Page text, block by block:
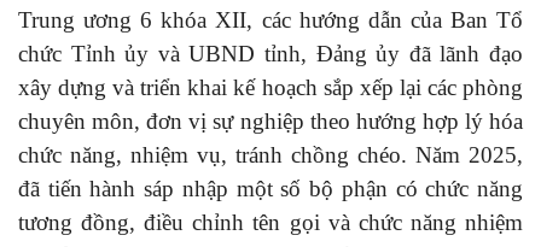
Trung ương 6 khóa XII, các hướng dẫn của Ban Tổ
chức Tỉnh ủy và UBND tỉnh, Đảng ủy đã lãnh đạo
xây dựng và triển khai kế hoạch sắp xếp lại các phòng
chuyên môn, đơn vị sự nghiệp theo hướng hợp lý hóa
chức năng, nhiệm vụ, tránh chồng chéo. Năm 2025,
đã tiến hành sáp nhập một số bộ phận có chức năng
tương đồng, điều chỉnh tên gọi và chức năng nhiệm